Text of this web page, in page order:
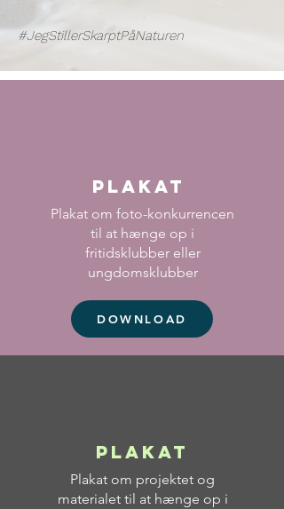
#JegStillerSkarptPåNaturen
Plakat
Plakat om foto-konkurrencen
til at hænge op i
fritidsklubber eller
ungdomsklubber
DOWNLOAD
Plakat
Plakat om projektet og
materialet til at hænge op i